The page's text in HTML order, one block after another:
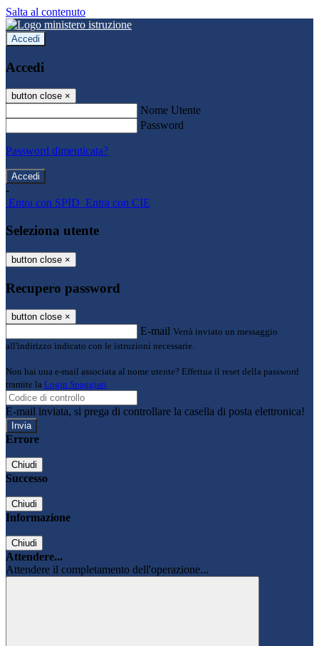
Salta al contenuto
Accedi
Accedi
button close ×
Nome Utente
Password
Password dimenticata?
-
Entra con SPID Entra con CIE
Seleziona utente
button close ×
Recupero password
button close ×
E-mail Verrà inviato un messaggio
all'indirizzo indicato con le istruzioni necessarie.
Non hai una e-mail associata al nome utente? Effettua il reset della password
tramite la Login Spaggiari
E-mail inviata, si prega di controllare la casella di posta elettronica!
Errore
Chiudi
Successo
Chiudi
Informazione
Chiudi
Attendere...
Attendere il completamento dell'operazione...